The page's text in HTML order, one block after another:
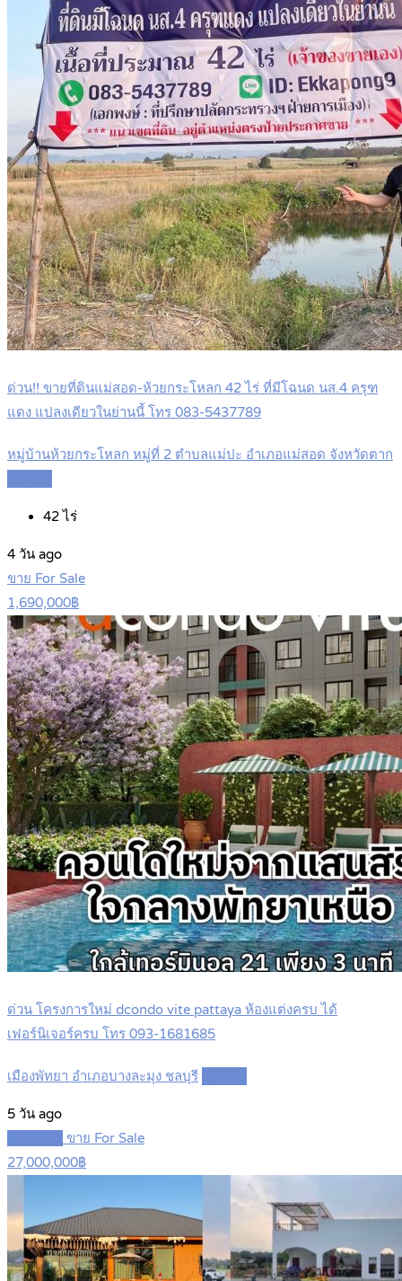
ด่วน!! ขายที่ดินแม่สอด-ห้วยกระโหลก 42 ไร่ ที่มีโฉนด นส.4 ครุฑ
แดง แปลงเดียวในย่านนี้ โทร 083-5437789
หมู่บ้านห้วยกระโหลก หมู่ที่ 2 ตำบลแม่ปะ อำเภอแม่สอด จังหวัดตาก
42ไร่
4 วัน ago
ขาย For Sale
1,690,000฿
ด่วน โครงการใหม่ dcondo vite pattaya ห้องแต่งครบ ได้
เฟอร์นิเจอร์ครบ โทร 093-1681685
เมืองพัทยา อำเภอบางละมุง ชลบุรี
5 วัน ago
ขาย For Sale
27,000,000฿